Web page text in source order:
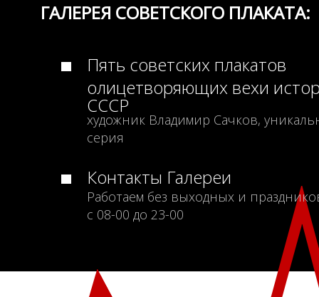
ГАЛЕРЕЯ СОВЕТСКОГО ПЛАКАТА:
Пять советских плакатов
олицетворяющих вехи
СССР
художник Владимир Сачков,
серия
Контакты Галереи
Работаем без выходных и
с 08-00 до 23-00